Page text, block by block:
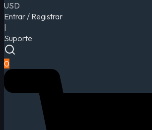
USD
Entrar / Registrar
Suporte
0